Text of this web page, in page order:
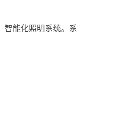
智能化照明系统。系